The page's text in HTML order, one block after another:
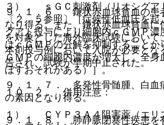
３）． ｓＧＣ刺激剤（リオシグア
〔２．５参照〕［症候性低血圧を
グアト投与により細胞内ｃＧＭＰ
はｃＧＭＰの分解を抑制することか
ＧＭＰの細胞内濃度が増大し、全身
ぼすおそれがある）］。
１０．２． 併用注意：
１）． ＣＹＰ３Ａ４阻害薬（エリ
９．１．６． 鎌状赤血球貧血の患
なり得る。また、鎌状赤血球貧血に
を対象とした海外臨床試験におい
本剤投与例において入院が必要とな
告され、試験が早期中止された。
９．１．７． 多発性骨髄腫、白血
の素因となり得る。
９．１．８． 肺静脈閉塞性疾患を